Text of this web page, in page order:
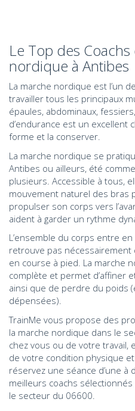
Le Top des
nordique à Antibes
La marche nordique est l’un
travailler tous les principaux
épaules, abdominaux,
d’endurance est un excellent
forme et la conserver.
La marche nordique se
Antibes ou ailleurs, été
plusieurs. Accessible à tous,
mouvement naturel des bras
propulser son corps vers
aident à garder un rythme
L’ensemble du corps entre en
retrouve pas
en course à pied. La marche
complète et permet d’affiner
ainsi que de perdre du poids
dépensées).
TrainMe vous propose des
la marche nordique dans le
chez vous ou de votre travail,
de votre condition physique
réservez une séance d’une à
meilleurs coachs sélectionnés
le secteur du 06600.